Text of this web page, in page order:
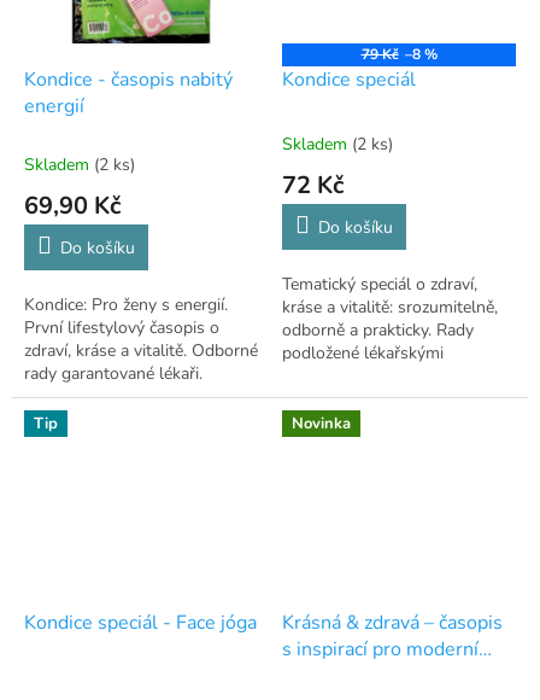
Kondice - časopis nabitý
energií
Skladem (2 ks)
69,90 Kč
Do košíku
Kondice: Pro ženy s energií.
První lifestylový časopis o
zdraví, kráse a vitalitě. Odborné
rady garantované lékaři.
79 Kč –8 %
Kondice speciál
Průměrné
hodnocení
produktu
5,0
5
hvězdiček.
Skladem (2 ks)
72 Kč
Do košíku
Tematický speciál o zdraví,
kráse a vitalitě: srozumitelně,
odborně a prakticky. Rady
podložené lékařskými
Tip
Kondice speciál - Face jóga
Novinka
Krásná & zdravá – časopis
s inspirací pro moderní